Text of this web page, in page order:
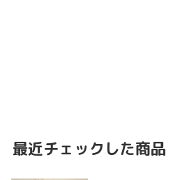
最近チェックした商品